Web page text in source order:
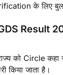
के लिए
Result
को Circle कहा
किया जाता है।